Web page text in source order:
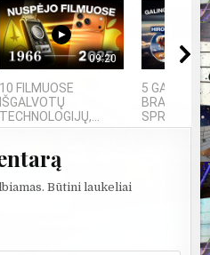
09:20
10 FILMUOSE
IŠGALVOTŲ
TECHNOLOGIJŲ,...
5
Būtini laukeliai